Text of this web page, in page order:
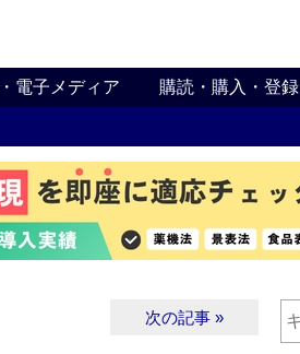
電子メディア 購読・購入・登録
次の記事 »